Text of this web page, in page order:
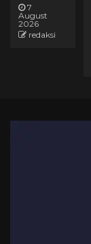
7
August
2026
redaksi